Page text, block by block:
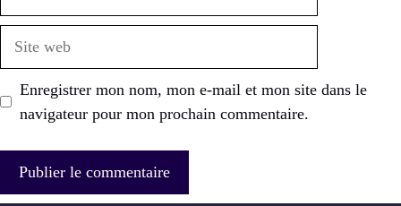
Enregistrer mon nom, mon e-mail et mon site dans le
navigateur pour mon prochain commentaire.